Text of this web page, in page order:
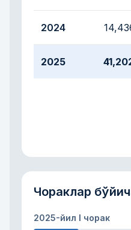
2024
2025
Чораклар
2025-йил I чорак